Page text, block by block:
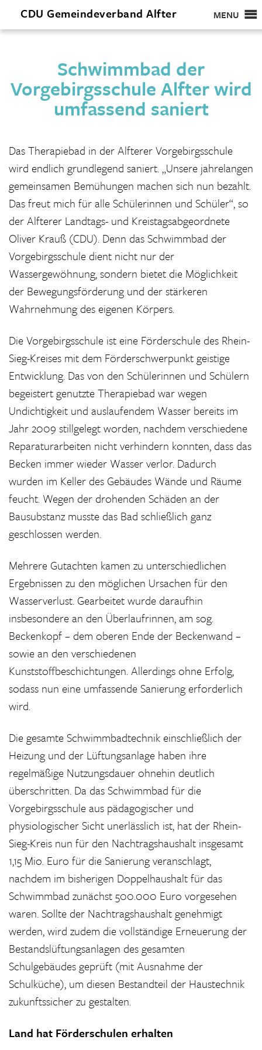
CDU Gemeindeverband Alfter MENU
Schwimmbad der
Vorgebirgsschule Alfter wird
umfassend saniert
Das Therapiebad in der Alfterer Vorgebirgsschule
wird endlich grundlegend saniert. „Unsere jahrelangen
gemeinsamen Bemühungen machen sich nun bezahlt.
Das freut mich für alle Schülerinnen und Schüler“, so
der Alfterer Landtags- und Kreistagsabgeordnete
Oliver Krauß (CDU). Denn das Schwimmbad der
Vorgebirgsschule dient nicht nur der
Wassergewöhnung, sondern bietet die Möglichkeit
der Bewegungsförderung und der stärkeren
Wahrnehmung des eigenen Körpers.
Die Vorgebirgsschule ist eine Förderschule des Rhein-
Sieg-Kreises mit dem Förderschwerpunkt geistige
Entwicklung. Das von den Schülerinnen und Schülern
begeistert genutzte Therapiebad war wegen
Undichtigkeit und auslaufendem Wasser bereits im
Jahr 2009 stillgelegt worden, nachdem verschiedene
Reparaturarbeiten nicht verhindern konnten, dass das
Becken immer wieder Wasser verlor. Dadurch
wurden im Keller des Gebäudes Wände und Räume
feucht. Wegen der drohenden Schäden an der
Bausubstanz musste das Bad schließlich ganz
geschlossen werden.
Mehrere Gutachten kamen zu unterschiedlichen
Ergebnissen zu den möglichen Ursachen für den
Wasserverlust. Gearbeitet wurde daraufhin
insbesondere an den Überlaufrinnen, am sog.
Beckenkopf – dem oberen Ende der Beckenwand –
sowie an den verschiedenen
Kunststoffbeschichtungen. Allerdings ohne Erfolg,
sodass nun eine umfassende Sanierung erforderlich
wird.
Die gesamte Schwimmbadtechnik einschließlich der
Heizung und der Lüftungsanlage haben ihre
regelmäßige Nutzungsdauer ohnehin deutlich
überschritten. Da das Schwimmbad für die
Vorgebirgsschule aus pädagogischer und
physiologischer Sicht unerlässlich ist, hat der Rhein-
Sieg-Kreis nun für den Nachtragshaushalt insgesamt
1,15 Mio. Euro für die Sanierung veranschlagt,
nachdem im bisherigen Doppelhaushalt für das
Schwimmbad zunächst 500.000 Euro vorgesehen
waren. Sollte der Nachtragshaushalt genehmigt
werden, wird zudem die vollständige Erneuerung der
Bestandslüftungsanlagen des gesamten
Schulgebäudes geprüft (mit Ausnahme der
Schulküche), um diesen Bestandteil der Haustechnik
zukunftssicher zu gestalten.
Land hat Förderschulen erhalten